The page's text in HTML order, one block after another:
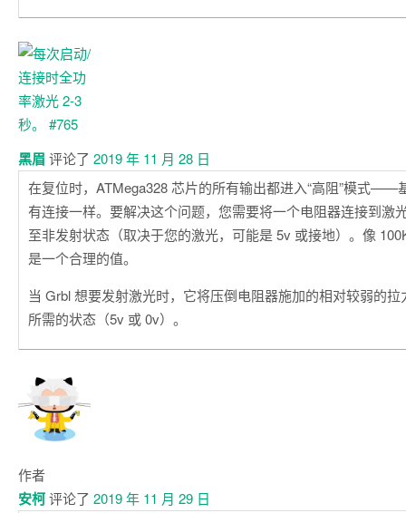
黑眉 评论了 2019 年 11 月 28 日
在复位时，ATMega328 芯片的所有输出都进入“高阻”模式——
有连接一样。要解决这个问题，您需要将一个电阻器连接到激
至非发射状态（取决于您的激光，可能是 5v 或接地）。像
是一个合理的值。
当 Grbl 想要发射激光时，它将压倒电阻器施加的相对较弱的
所需的状态（5v 或 0v）。
作者
安柯评论了 2019 年 11 月 29 日